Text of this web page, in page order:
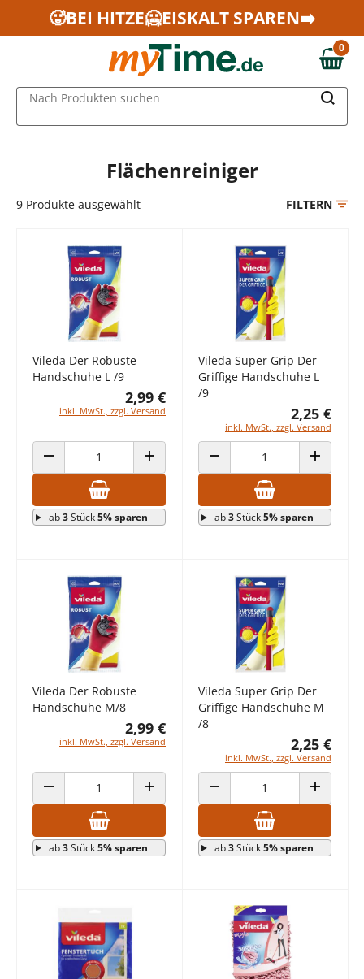
Zum Hauptinhalt springen
Zur Navigation springen
Zur Suche springen
🥵BEI HITZE🥶EISKALT SPAREN➡️
0,00 €
0
Nach Produkten suchen
Flächenreiniger
9 Produkte ausgewählt FILTERN
Vileda Der Robuste
Handschuhe L /9
2,99 €
inkl. MwSt., zzgl. Versand
ANZAHL VERRINGERN ANZAHL ERHÖHEN
ab3Stück5% sparen
Vileda Super Grip Der
Griffige Handschuhe L
/9
2,25 €
inkl. MwSt., zzgl. Versand
ANZAHL VERRINGERN ANZAHL
ab3Stück5% sparen
Vileda Der Robuste
Handschuhe M/8
2,99 €
inkl. MwSt., zzgl. Versand
ANZAHL VERRINGERN ANZAHL ERHÖHEN
ab3Stück5% sparen
Vileda Super Grip Der
Griffige Handschuhe M
/8
2,25 €
inkl. MwSt., zzgl. Versand
ANZAHL VERRINGERN ANZAHL
ab3Stück5% sparen